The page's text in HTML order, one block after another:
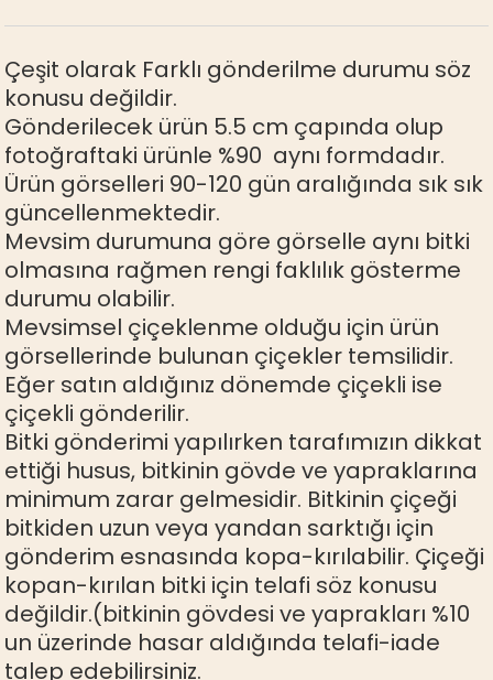
Çeşit olarak Farklı gönderilme durumu söz
konusu değildir.
Gönderilecek ürün 5.5 cm çapında olup
fotoğraftaki ürünle %90 aynı formdadır.
Ürün görselleri 90-120 gün aralığında sık sık
güncellenmektedir.
Mevsim durumuna göre görselle aynı bitki
olmasına rağmen rengi faklılık gösterme
durumu olabilir.
Mevsimsel çiçeklenme olduğu için ürün
görsellerinde bulunan çiçekler temsilidir.
Eğer satın aldığınız dönemde çiçekli ise
çiçekli gönderilir.
Bitki gönderimi yapılırken tarafımızın dikkat
ettiği husus, bitkinin gövde ve yapraklarına
minimum zarar gelmesidir. Bitkinin çiçeği
bitkiden uzun veya yandan sarktığı için
gönderim esnasında kopa-kırılabilir. Çiçeği
kopan-kırılan bitki için telafi söz konusu
değildir.(bitkinin gövdesi ve yaprakları %10
un üzerinde hasar aldığında telafi-iade
talep edebilirsiniz.